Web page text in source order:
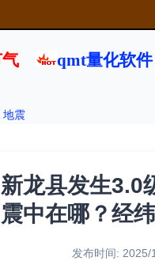
qmt量化软件
地震
龙县发生
震中在哪？经
发布时间: 2025/